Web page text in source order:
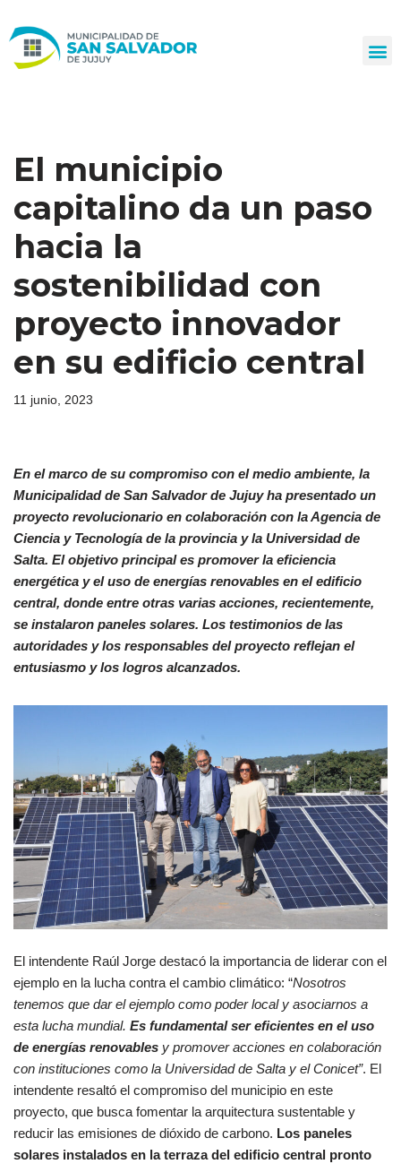
al
El municipio
capitalino da un paso
hacia la
sostenibilidad con
proyecto innovador
en su edificio central
11 junio, 2023
En el marco de su compromiso con el medio ambiente, la
Municipalidad de San Salvador de Jujuy ha presentado un
proyecto revolucionario en colaboración con la Agencia de
Ciencia y Tecnología de la provincia y la Universidad de
Salta. El objetivo principal es promover la eficiencia
energética y el uso de energías renovables en el edificio
central, donde entre otras varias acciones, recientemente,
se instalaron paneles solares. Los testimonios de las
autoridades y los responsables del proyecto reflejan el
entusiasmo y los logros alcanzados.
El intendente Raúl Jorge destacó la importancia de liderar con el
ejemplo en la lucha contra el cambio climático: “Nosotros
tenemos que dar el ejemplo como poder local y asociarnos a
esta lucha mundial. Es fundamental ser eficientes en el uso
de energías renovables y promover acciones en colaboración
con instituciones como la Universidad de Salta y el Conicet”. El
intendente resaltó el compromiso del municipio en este
proyecto, que busca fomentar la arquitectura sustentable y
reducir las emisiones de dióxido de carbono. Los paneles
solares instalados en la terraza del edificio central pronto